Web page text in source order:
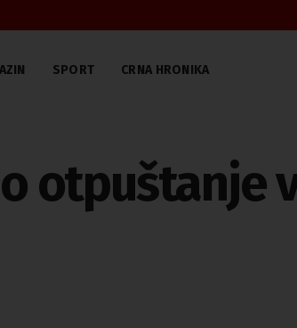
SPORT CRNA HRONIKA
otpuštanje